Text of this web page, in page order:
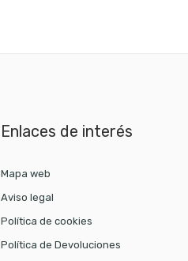
Enlaces de interés
Mapa web
Aviso legal
Política de cookies
Política de Devoluciones